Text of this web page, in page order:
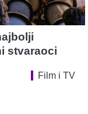
stvaraoci
Film i TV